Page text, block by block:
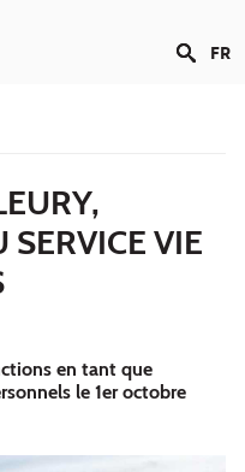
FR
SERVICE VIE
en tant que
le 1er octobre